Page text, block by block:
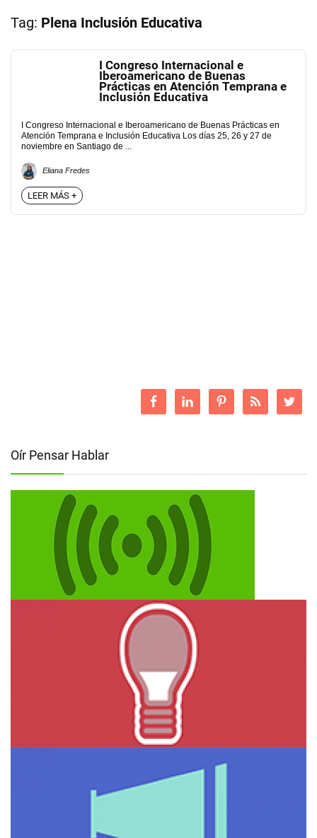
Tag: Plena Inclusión Educativa
I Congreso Internacional e
Iberoamericano de Buenas
Prácticas en Atención Temprana e
Inclusión Educativa
I Congreso Internacional e Iberoamericano de Buenas Prácticas en
Atención Temprana e Inclusión Educativa Los días 25, 26 y 27 de
noviembre en Santiago de ...
Eliana Fredes
LEER MÁS +
Oír Pensar Hablar